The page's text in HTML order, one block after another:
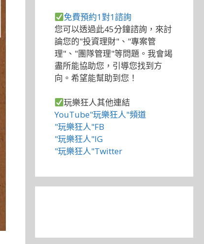
免費預約1對1諮詢
您可以透過此45分鐘諮詢，來討
論您的"投資理財"、"專案管
理"、"團隊管理"等問題。我會竭
盡所能協助您，引導您找到方
向。希望能幫助到您！
玩樂狂人其他連結
YouTube"玩樂狂人"頻道
"玩樂狂人"FB
"玩樂狂人"IG
"玩樂狂人"Twitter